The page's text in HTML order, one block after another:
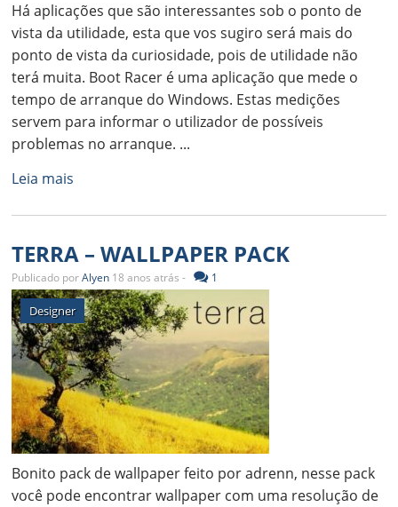
Há aplicações que são interessantes sob o ponto de
vista da utilidade, esta que vos sugiro será mais do
ponto de vista da curiosidade, pois de utilidade não
terá muita. Boot Racer é uma aplicação que mede o
tempo de arranque do Windows. Estas medições
servem para informar o utilizador de possíveis
problemas no arranque. ...
Leia mais
TERRA – WALLPAPER PACK
Publicado porAlyen 18 anos atrás - 1
Designer
Bonito pack de wallpaper feito por adrenn, nesse pack
você pode encontrar wallpaper com uma resolução de